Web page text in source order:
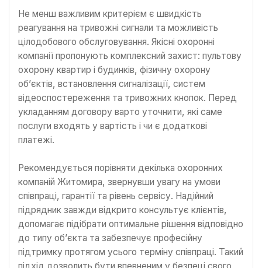
Не менш важливим критерієм є швидкість
реагування на тривожні сигнали та можливість
цілодобового обслуговування. Якісні охоронні
компанії пропонують комплексний захист: пультову
охорону квартир і будинків, фізичну охорону
об’єктів, встановлення сигналізації, систем
відеоспостереження та тривожних кнопок. Перед
укладанням договору варто уточнити, які саме
послуги входять у вартість і чи є додаткові
платежі.
Рекомендується порівняти декілька охоронних
компаній Житомира, звернувши увагу на умови
співпраці, гарантії та рівень сервісу. Надійний
підрядник завжди відкрито консультує клієнтів,
допомагає підібрати оптимальне рішення відповідно
до типу об’єкта та забезпечує професійну
підтримку протягом усього терміну співпраці. Такий
підхід дозволить бути впевненим у безпеці свого